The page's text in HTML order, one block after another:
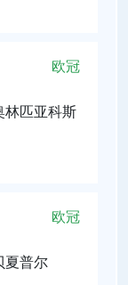
欧冠
林匹亚科斯
欧冠
夏普尔